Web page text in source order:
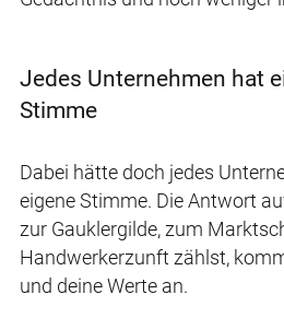
Jedes Unternehmen hat
Stimme
Dabei hätte doch jedes
eigene Stimme. Die Antwort
zur Gauklergilde, zum
Handwerkerzunft zählst,
und deine Werte an.